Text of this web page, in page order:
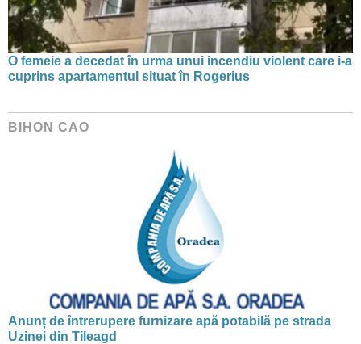
O femeie a decedat în urma unui incendiu violent care i-a
cuprins apartamentul situat în Rogerius
BIHON CAO
Anunț de întrerupere furnizare apă potabilă pe strada
Uzinei din Tileagd